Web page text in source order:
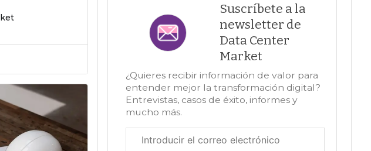
Suscríbete a la
newsletter de
Data Center
Market
¿Quieres recibir información de valor para
entender mejor la transformación digital?
Entrevistas, casos de éxito, informes y
mucho más.
electrónico